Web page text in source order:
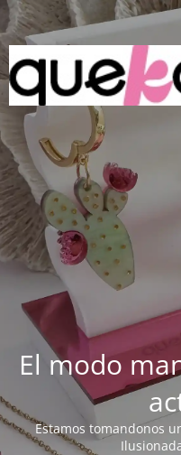
El modo
Estamos tomandonos